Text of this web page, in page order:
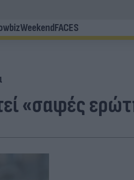
WeekendFACES
«σαφές